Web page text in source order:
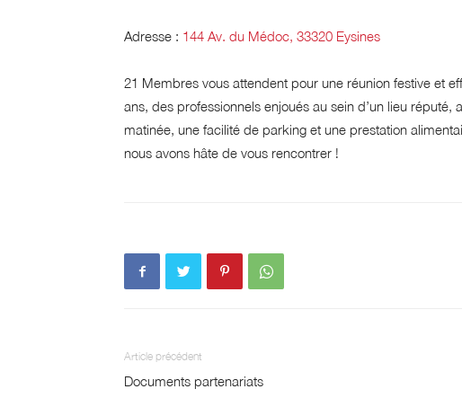
Adresse : 144 Av. du Médoc, 33320 Eysines
21 Membres vous attendent pour une réunion festive et
ans, des professionnels enjoués au sein d’un lieu
matinée, une facilité de parking et une prestation
nous avons hâte de vous rencontrer !
Article précédent
Documents partenariats